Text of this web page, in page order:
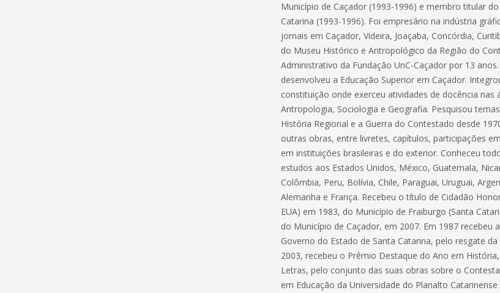
Município de Caçador (1993-1996) e membro titular
Catarina (1993-1996). Foi empresário na indústria
jornais em Caçador, Videira, Joaçaba, Concórdia,
do Museu Histórico e Antropológico da Região do
Administrativo da Fundação UnC-Caçador por 13
desenvolveu a Educação Superior em Caçador.
constituição onde exerceu atividades de docência
Antropologia, Sociologia e Geografia. Pesquisou
História Regional e a Guerra do Contestado desde
outras obras, entre livretes, capítulos, participações
em instituições brasileiras e do exterior. Conheceu
estudos aos Estados Unidos, México, Guatemala,
Colômbia, Peru, Bolívia, Chile, Paraguai, Uruguai,
Alemanha e França. Recebeu o título de Cidadão
EUA) em 1983, do Município de Fraiburgo (Santa
do Município de Caçador, em 2007. Em 1987 recebeu
Governo do Estado de Santa Catarina, pelo resgate
2003, recebeu o Prêmio Destaque do Ano em
Letras, pelo conjunto das suas obras sobre o
em Educação da Universidade do Planalto